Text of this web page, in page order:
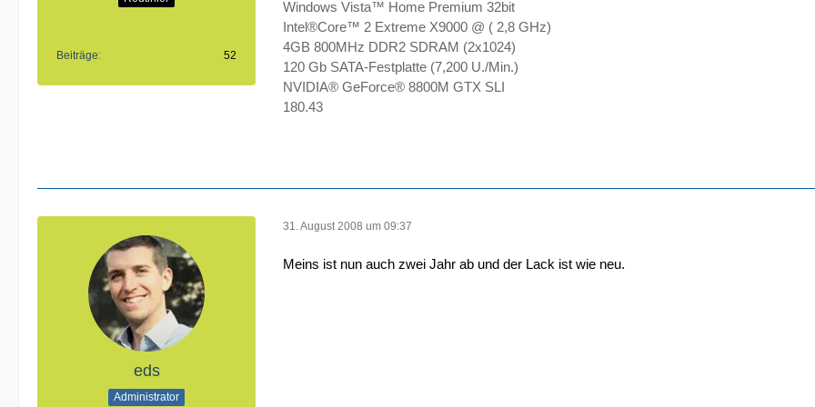
Beiträge 52
Windows Vista™ Home Premium 32bit
Intel®Core™ 2 Extreme X9000 @ ( 2,8 GHz)
4GB 800MHz DDR2 SDRAM (2x1024)
120 Gb SATA-Festplatte (7,200 U./Min.)
NVIDIA® GeForce® 8800M GTX SLI
180.43
eds
Administrator
31. August 2008 um 09:37
Meins ist nun auch zwei Jahr ab und der Lack ist wie neu.